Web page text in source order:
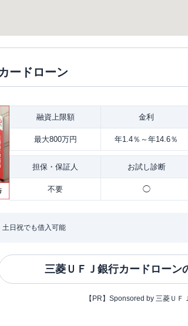
ードローン
融資上限額 金利
最大800万円 年1.4％～年14.6％
担保・ 保証人 お試し診断
不要 ◯
日祝でも借入可能
三菱ＵＦＪ銀行カードローン
【PR】Sponsored by 三菱ＵＦ